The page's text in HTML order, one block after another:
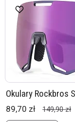
Okulary Rockbros
89,70 zł 149,90 zł